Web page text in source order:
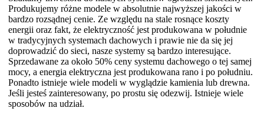
Produkujemy różne modele w absolutnie najwyższej jakości w
bardzo rozsądnej cenie. Ze względu na stale rosnące koszty
energii oraz fakt, że elektryczność jest produkowana w południe
w tradycyjnych systemach dachowych i prawie nie da się jej
doprowadzić do sieci, nasze systemy są bardzo interesujące.
Sprzedawane za około 50% ceny systemu dachowego o tej samej
mocy, a energia elektryczna jest produkowana rano i po południu.
Ponadto istnieje wiele modeli w wyglądzie kamienia lub drewna.
Jeśli jesteś zainteresowany, po prostu się odezwij. Istnieje wiele
sposobów na udział.